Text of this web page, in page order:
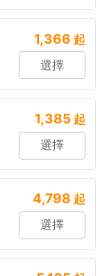
1,366 起
選擇
1,385 起
選擇
4,798 起
選擇